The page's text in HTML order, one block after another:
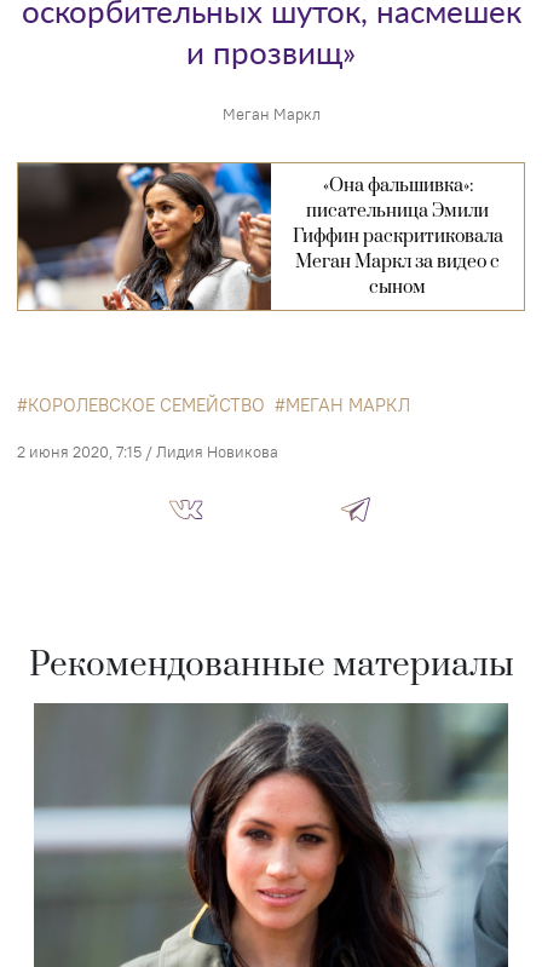
Меган Маркл
оскорбительных шуток, насмешек
и прозвищ»
«Она фальшивка»:
писательница Эмили
Гиффин раскритиковала
Меган Маркл за видео с
сыном
КОРОЛЕВСКОЕ СЕМЕЙСТВО МЕГАН МАРКЛ
2 июня 2020, 7:15 /Лидия Новикова
Рекомендованные материалы